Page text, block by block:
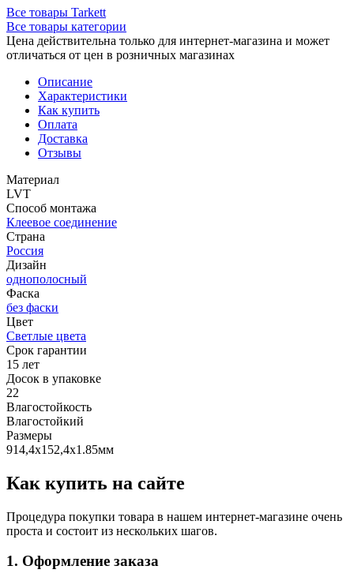
Все товары Tarkett
Все товары категории
Цена действительна только для интернет-магазина и может
отличаться от цен в розничных магазинах
Описание
Характеристики
Как купить
Оплата
Доставка
Отзывы
Материал
LVT
Способ монтажа
Клеевое соединение
Страна
Россия
Дизайн
однополосный
Фаска
без фаски
Цвет
Светлые цвета
Срок гарантии
15 лет
Досок в упаковке
22
Влагостойкость
Влагостойкий
Размеры
914,4х152,4х1.85мм
Как купить на сайте
Процедура покупки товара в нашем интернет-магазине очень
проста и состоит из нескольких шагов.
1. Оформление заказа